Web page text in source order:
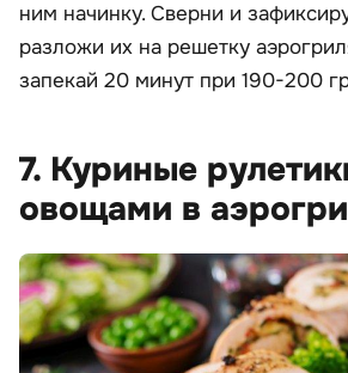
ним начинку. Сверни и
разложи их на решетку
запекай 20 минут при 190-200
7. Куриные
овощами в